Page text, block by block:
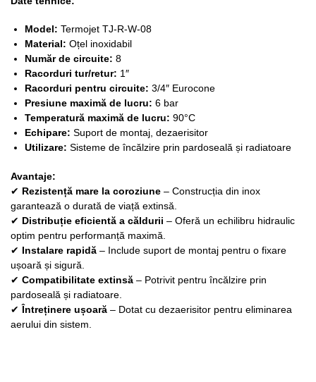
Model: Termojet TJ-R-W-08
Material: Oțel inoxidabil
Număr de circuite: 8
Racorduri tur/retur: 1″
Racorduri pentru circuite: 3/4″ Eurocone
Presiune maximă de lucru: 6 bar
Temperatură maximă de lucru: 90°C
Echipare: Suport de montaj, dezaerisitor
Utilizare: Sisteme de încălzire prin pardoseală și radiatoare
Avantaje:
✔ Rezistență mare la coroziune – Construcția din inox
garantează o durată de viață extinsă.
✔ Distribuție eficientă a căldurii – Oferă un echilibru hidraulic
optim pentru performanță maximă.
✔ Instalare rapidă – Include suport de montaj pentru o fixare
ușoară și sigură.
✔ Compatibilitate extinsă – Potrivit pentru încălzire prin
pardoseală și radiatoare.
✔ Întreținere ușoară – Dotat cu dezaerisitor pentru eliminarea
aerului din sistem.